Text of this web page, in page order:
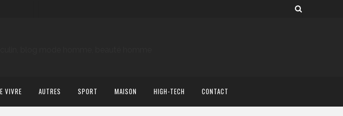
VIVRE AUTRES SPORT MAISON HIGH-TECH CONTACT